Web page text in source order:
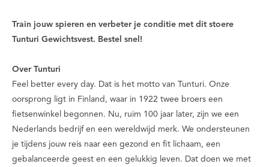
Train jouw spieren en verbeter je conditie met dit stoere
Tunturi Gewichtsvest. Bestel snel!
Over Tunturi
Feel better every day. Dat is het motto van Tunturi. Onze
oorsprong ligt in Finland, waar in 1922 twee broers een
fietsenwinkel begonnen. Nu, ruim 100 jaar later, zijn we een
Nederlands bedrijf en een wereldwijd merk. We ondersteunen
je tijdens jouw reis naar een gezond en fit lichaam, een
gebalanceerde geest en een gelukkig leven. Dat doen we met